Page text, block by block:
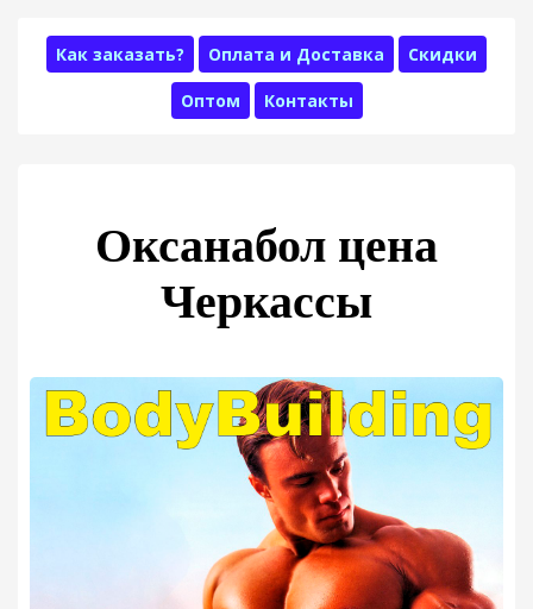
Как заказать? Оплата и Доставка Скидки
Оптом Контакты
Оксанабол цена
Черкассы